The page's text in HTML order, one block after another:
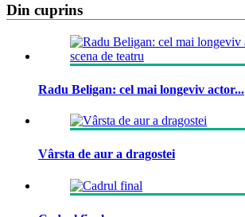
Din cuprins
Radu Beligan: cel mai longeviv actor...
Vârsta de aur a dragostei